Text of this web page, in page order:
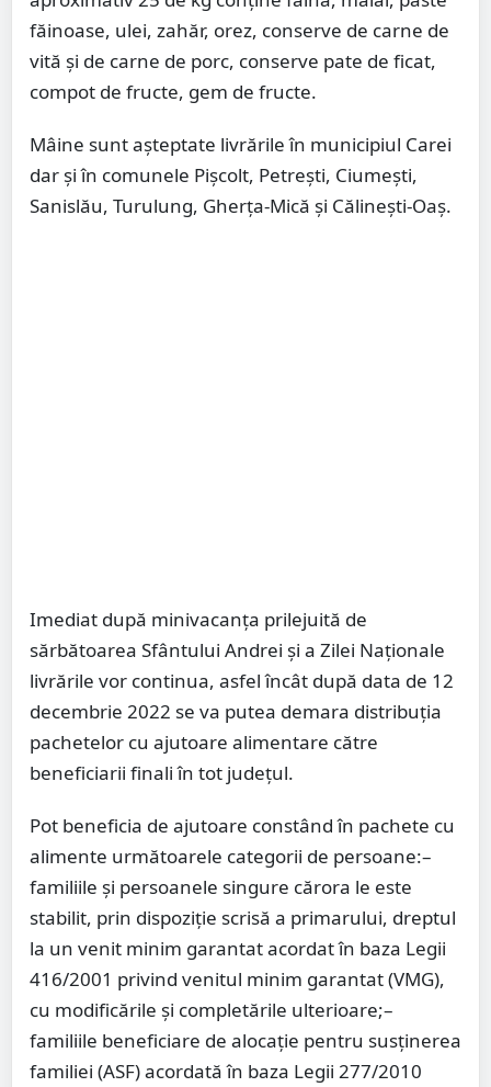
făinoase, ulei, zahăr, orez, conserve de carne de
vită și de carne de porc, conserve pate de ficat,
compot de fructe, gem de fructe.
Mâine sunt așteptate livrările în municipiul Carei
dar și în comunele Pișcolt, Petrești, Ciumești,
Sanislău, Turulung, Gherța-Mică și Călinești-Oaș.
Imediat după minivacanța prilejuită de
sărbătoarea Sfântului Andrei și a Zilei Naționale
livrările vor continua, asfel încât după data de 12
decembrie 2022 se va putea demara distribuția
pachetelor cu ajutoare alimentare către
beneficiarii finali în tot județul.
Pot beneficia de ajutoare constând în pachete cu
alimente următoarele categorii de persoane:–
familiile și persoanele singure cărora le este
stabilit, prin dispoziție scrisă a primarului, dreptul
la un venit minim garantat acordat în baza Legii
416/2001 privind venitul minim garantat (VMG),
cu modificările și completările ulterioare;–
familiile beneficiare de alocație pentru susținerea
familiei (ASF) acordată în baza Legii 277/2010